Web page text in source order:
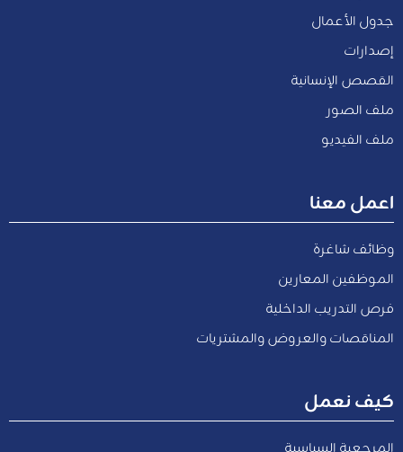
جدول الأعمال
إصدارات
القصص الإنسانية
ملف الصور
ملف الفيديو
اعمل معنا
وظائف شاغرة
الموظفين المعارين
فرص التدريب الداخلية
المناقصات والعروض والمشتريات
كيف نعمل
المرجعية السياسية